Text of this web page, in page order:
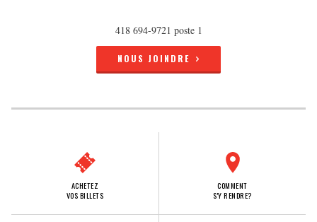
418 694-9721 poste 1
NOUS JOINDRE
ACHETEZ
VOS BILLETS
COMMENT
S'Y RENDRE?